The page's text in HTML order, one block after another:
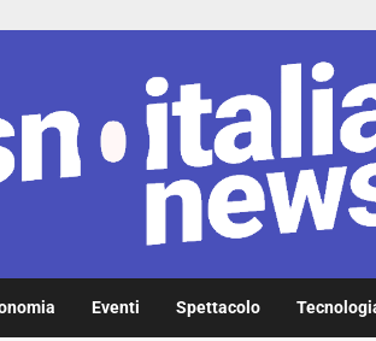
Eventi Spettacolo